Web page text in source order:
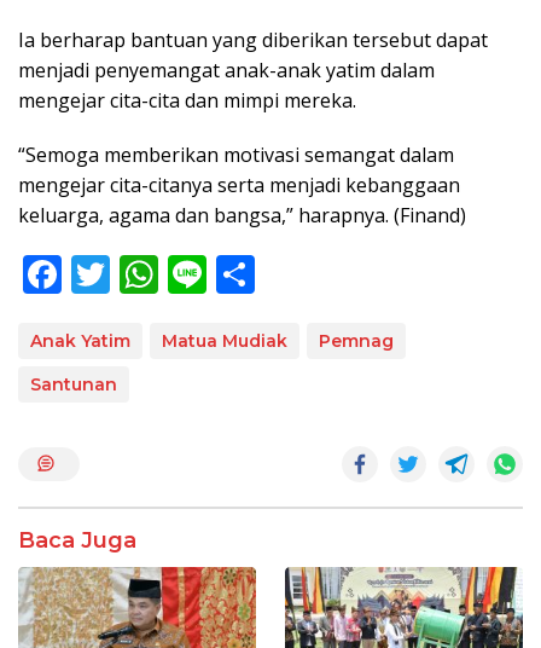
Ia berharap bantuan yang diberikan tersebut dapat
menjadi penyemangat anak-anak yatim dalam
mengejar cita-cita dan mimpi mereka.
“Semoga memberikan motivasi semangat dalam
mengejar cita-citanya serta menjadi kebanggaan
keluarga, agama dan bangsa,” harapnya. (Finand)
F
e
b
k
T
itt
er
W
at
p
Li
e ar
Anak Yatim Matua Mudiak
Pemnag
Santunan
Baca Juga